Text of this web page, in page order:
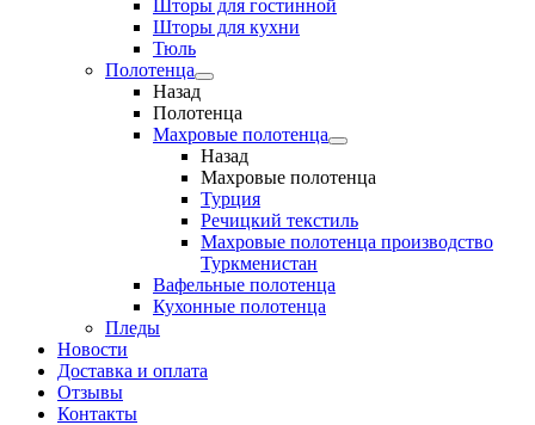
Шторы для гостинной
Шторы для кухни
Тюль
Полотенца
Назад
Полотенца
Махровые полотенца
Назад
Махровые полотенца
Турция
Речицкий текстиль
Махровые полотенца производство
Туркменистан
Вафельные полотенца
Кухонные полотенца
Пледы
Новости
Доставка и оплата
Отзывы
Контакты